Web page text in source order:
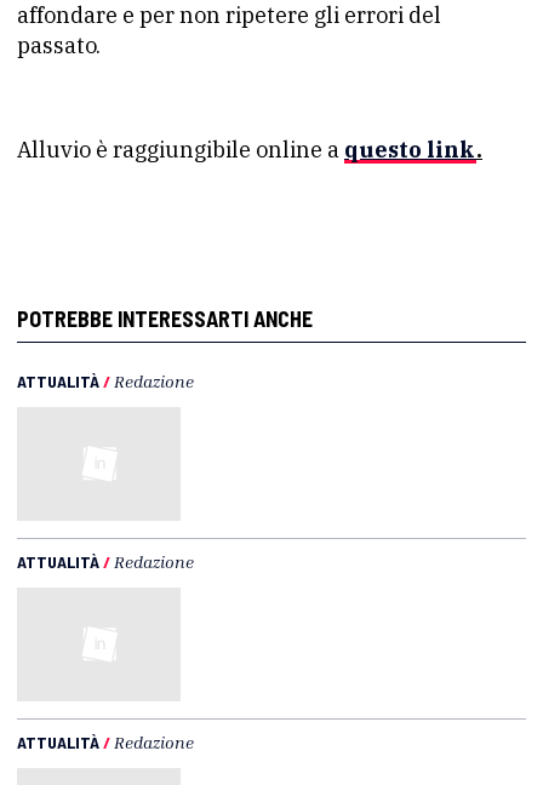
affondare e per non ripetere gli errori del
passato.
Alluvio è raggiungibile online a questo link.
POTREBBE INTERESSARTI ANCHE
ATTUALITÀ/ Redazione
ATTUALITÀ/ Redazione
ATTUALITÀ/ Redazione